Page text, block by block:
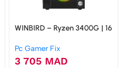
WINBIRD – Ryzen 3400G | 16
Pc Gamer Fix
3 705 MAD